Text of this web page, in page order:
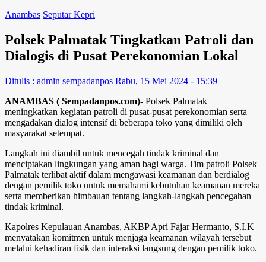
Anambas Seputar Kepri
Polsek Palmatak Tingkatkan Patroli dan
Dialogis di Pusat Perekonomian Lokal
Ditulis : admin sempadanpos Rabu, 15 Mei 2024 - 15:39
ANAMBAS ( Sempadanpos.com)- Polsek Palmatak
meningkatkan kegiatan patroli di pusat-pusat perekonomian serta
mengadakan dialog intensif di beberapa toko yang dimiliki oleh
masyarakat setempat.
Langkah ini diambil untuk mencegah tindak kriminal dan
menciptakan lingkungan yang aman bagi warga. Tim patroli Polsek
Palmatak terlibat aktif dalam mengawasi keamanan dan berdialog
dengan pemilik toko untuk memahami kebutuhan keamanan mereka
serta memberikan himbauan tentang langkah-langkah pencegahan
tindak kriminal.
Kapolres Kepulauan Anambas, AKBP Apri Fajar Hermanto, S.I.K
menyatakan komitmen untuk menjaga keamanan wilayah tersebut
melalui kehadiran fisik dan interaksi langsung dengan pemilik toko.